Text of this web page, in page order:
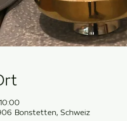
Bonstetten, Schweiz